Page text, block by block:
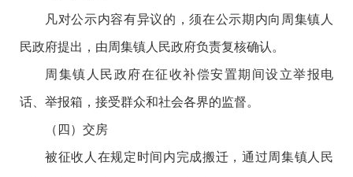
凡对公示内容有异议的，须在公示期内向周集镇人
民政府提出，由周集镇人民政府负责复核确认。
周集镇人民政府在征收补偿安置期间设立举报电
话、举报箱，接受群众和社会各界的监督。
（四）交房
被征收人在规定时间内完成搬迁，通过周集镇人民